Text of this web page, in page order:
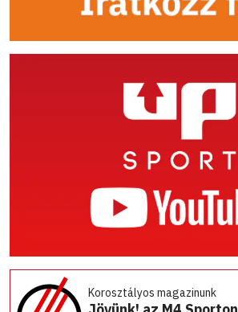
Korosztályos magazinunk